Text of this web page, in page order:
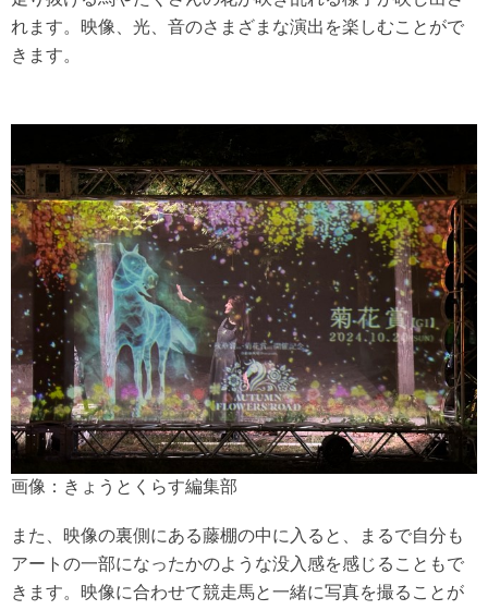
れます。映像、光、音のさまざまな演出を楽しむことがで
きます。
画像：きょうとくらす編集部
また、映像の裏側にある藤棚の中に入ると、まるで自分も
アートの一部になったかのような没入感を感じることもで
きます。映像に合わせて競走馬と一緒に写真を撮ることが